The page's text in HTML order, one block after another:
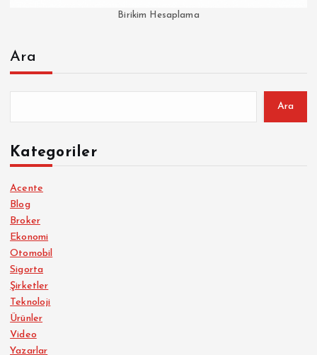
Birikim Hesaplama
Ara
Ara
Kategoriler
Acente
Blog
Broker
Ekonomi
Otomobil
Sigorta
Şirketler
Teknoloji
Ürünler
Video
Yazarlar